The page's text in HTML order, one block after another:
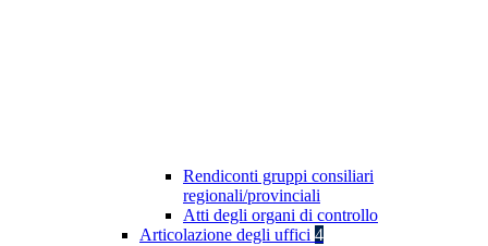
Rendiconti gruppi consiliari
regionali/provinciali
Atti degli organi di controllo
Articolazione degli uffici 4